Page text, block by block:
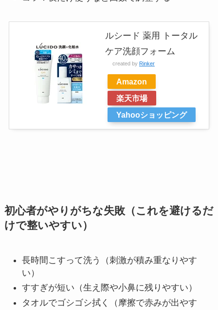
ルシード 薬用 トータル
ケア洗顔フォーム
created by Rinker
Amazon
楽天市場
Yahooショッピング
初心者がやりがちな失敗（これを避けるだ
けで整いやすい）
長時間こすって洗う（刺激が積み重なりやす
い）
すすぎが短い（生え際や小鼻に残りやすい）
タオルでゴシゴシ拭く（摩擦で赤みが出やす